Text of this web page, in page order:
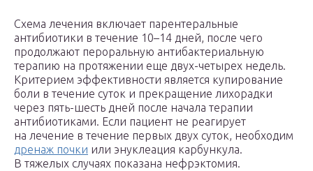
Схема лечения включает парентеральные
антибиотики в течение 10–14 дней, после чего
продолжают пероральную антибактериальную
терапию на протяжении еще двух-четырех недель.
Критерием эффективности является купирование
боли в течение суток и прекращение лихорадки
через пять-шесть дней после начала терапии
антибиотиками. Если пациент не реагирует
на лечение в течение первых двух суток, необходим
дренаж почки или энуклеация карбункула.
В тяжелых случаях показана нефрэктомия.